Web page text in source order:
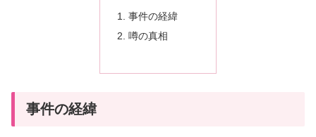
事件の経緯
噂の真相
事件の経緯